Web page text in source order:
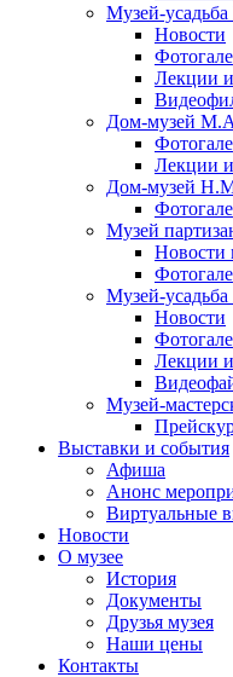
Музей-
Новости
Лекции
Дом-музей
Лекции
Дом-музей
Музей
Новости
Музей-
Новости
Лекции
Музей-
Выставки и события
Афиша
Анонс
Виртуальные
Новости
О музее
История
Документы
Друзья музея
Наши цены
Контакты